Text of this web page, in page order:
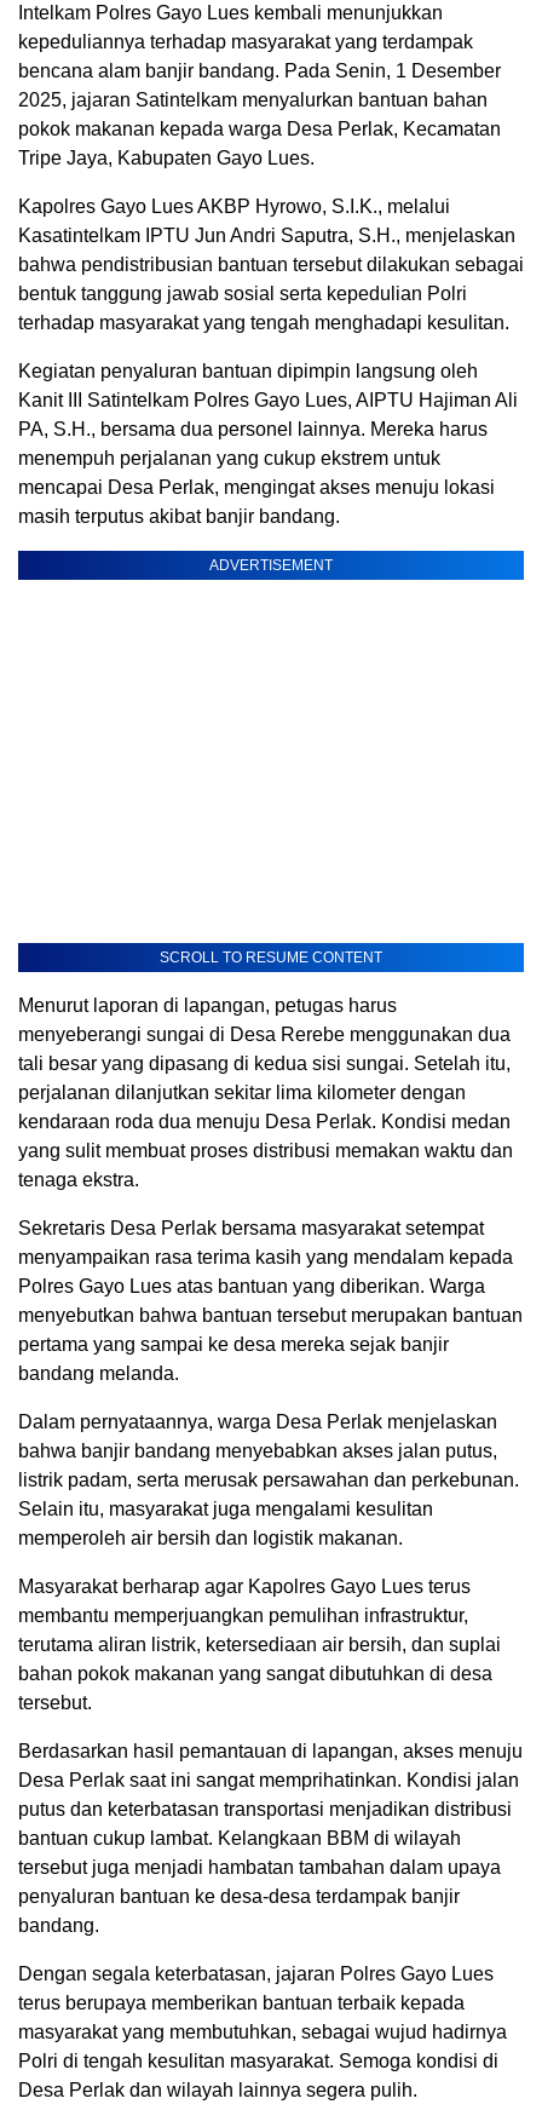
Intelkam Polres Gayo Lues kembali menunjukkan
kepeduliannya terhadap masyarakat yang terdampak
bencana alam banjir bandang. Pada Senin, 1 Desember
2025, jajaran Satintelkam menyalurkan bantuan bahan
pokok makanan kepada warga Desa Perlak, Kecamatan
Tripe Jaya, Kabupaten Gayo Lues.
Kapolres Gayo Lues AKBP Hyrowo, S.I.K., melalui
Kasatintelkam IPTU Jun Andri Saputra, S.H., menjelaskan
bahwa pendistribusian bantuan tersebut dilakukan sebagai
bentuk tanggung jawab sosial serta kepedulian Polri
terhadap masyarakat yang tengah menghadapi kesulitan.
Kegiatan penyaluran bantuan dipimpin langsung oleh
Kanit III Satintelkam Polres Gayo Lues, AIPTU Hajiman Ali
PA, S.H., bersama dua personel lainnya. Mereka harus
menempuh perjalanan yang cukup ekstrem untuk
mencapai Desa Perlak, mengingat akses menuju lokasi
masih terputus akibat banjir bandang.
ADVERTISEMENT
SCROLL TO RESUME CONTENT
Menurut laporan di lapangan, petugas harus
menyeberangi sungai di Desa Rerebe menggunakan dua
tali besar yang dipasang di kedua sisi sungai. Setelah itu,
perjalanan dilanjutkan sekitar lima kilometer dengan
kendaraan roda dua menuju Desa Perlak. Kondisi medan
yang sulit membuat proses distribusi memakan waktu dan
tenaga ekstra.
Sekretaris Desa Perlak bersama masyarakat setempat
menyampaikan rasa terima kasih yang mendalam kepada
Polres Gayo Lues atas bantuan yang diberikan. Warga
menyebutkan bahwa bantuan tersebut merupakan bantuan
pertama yang sampai ke desa mereka sejak banjir
bandang melanda.
Dalam pernyataannya, warga Desa Perlak menjelaskan
bahwa banjir bandang menyebabkan akses jalan putus,
listrik padam, serta merusak persawahan dan perkebunan.
Selain itu, masyarakat juga mengalami kesulitan
memperoleh air bersih dan logistik makanan.
Masyarakat berharap agar Kapolres Gayo Lues terus
membantu memperjuangkan pemulihan infrastruktur,
terutama aliran listrik, ketersediaan air bersih, dan suplai
bahan pokok makanan yang sangat dibutuhkan di desa
tersebut.
Berdasarkan hasil pemantauan di lapangan, akses menuju
Desa Perlak saat ini sangat memprihatinkan. Kondisi jalan
putus dan keterbatasan transportasi menjadikan distribusi
bantuan cukup lambat. Kelangkaan BBM di wilayah
tersebut juga menjadi hambatan tambahan dalam upaya
penyaluran bantuan ke desa-desa terdampak banjir
bandang.
Dengan segala keterbatasan, jajaran Polres Gayo Lues
terus berupaya memberikan bantuan terbaik kepada
masyarakat yang membutuhkan, sebagai wujud hadirnya
Polri di tengah kesulitan masyarakat. Semoga kondisi di
Desa Perlak dan wilayah lainnya segera pulih.